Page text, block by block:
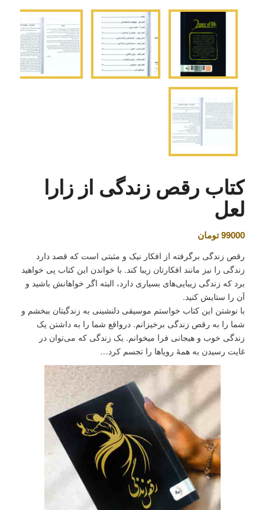
کتاب رقص زندگی از زارا
لعل
99000تومان
رقص زندگی برگرفته از افکار نیک و مثبتی است که قصد دارد
زندگی را نیز مانند افکارتان زیبا کند. با خواندن این کتاب پی خواهید
برد که زندگی زیبایی‌های بسیاری دارد، البته اگر خواهانش باشید و
آن را ستایش کنید.
با نوشتن این کتاب خواستم موسیقی دلنشینی به زندگیتان ببخشم و
شما را به رقص زندگی برخیزانم. درواقع شما را به داشتن یک
زندگی خوب و هیجانی فرا میخوانم. یک زندگی که می‌توان در
غایت رسیدن به همۀ رویاها را تجسم کرد…